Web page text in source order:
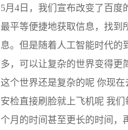
5月4日，我们宣布改变了百度
最平等便捷地获取信息，找到
息。但是随着人工智能时代的
多，可以让复杂的世界变得更
这个世界还是复杂的呢 你现
安检直接刷脸就上飞机呢 我
个月的时间甚至更长的时间，